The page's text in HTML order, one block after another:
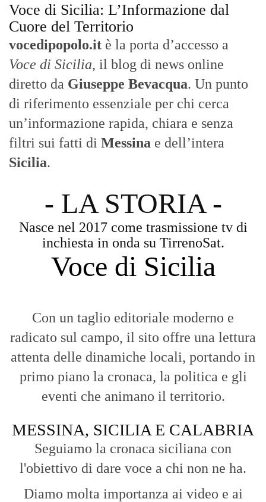
Voce di Sicilia: L’Informazione dal
Cuore del Territorio
vocedipopolo.it è la porta d’accesso a
Voce di Sicilia, il blog di news online
diretto da Giuseppe Bevacqua. Un punto
di riferimento essenziale per chi cerca
un’informazione rapida, chiara e senza
filtri sui fatti di Messina e dell’intera
Sicilia.
- LA STORIA -
Nasce nel 2017 come trasmissione tv di
inchiesta in onda su TirrenoSat.
Voce di Sicilia
Con un taglio editoriale moderno e
radicato sul campo, il sito offre una lettura
attenta delle dinamiche locali, portando in
primo piano la cronaca, la politica e gli
eventi che animano il territorio.
MESSINA, SICILIA E CALABRIA
Seguiamo la cronaca siciliana con
l'obiettivo di dare voce a chi non ne ha.
Diamo molta importanza ai video e ai